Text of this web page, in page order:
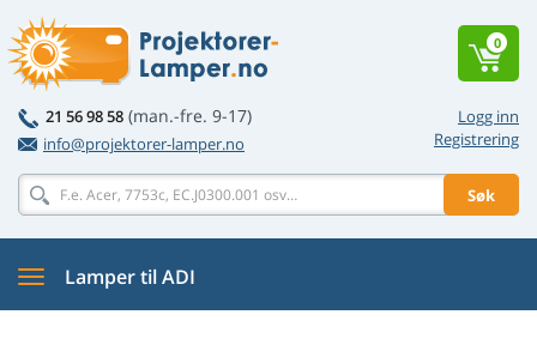
Logg inn
Registrering
21 56 98 58 (man.-fre. 9-17)
info@projektorer-lamper.no
Søk
0
Lamper til ADI